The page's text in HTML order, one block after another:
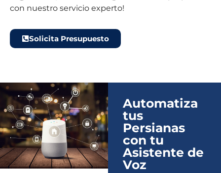
con nuestro servicio experto!
Solicita Presupuesto
Automatiza
tus
Persianas
con tu
Asistente de
Voz